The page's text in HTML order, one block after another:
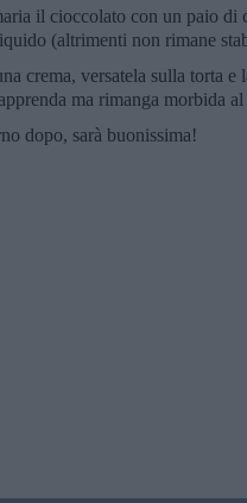
il cioccolato con un paio
(altrimenti non rimane
crema, versatela sulla torta
ma rimanga morbida
dopo, sarà buonissima!